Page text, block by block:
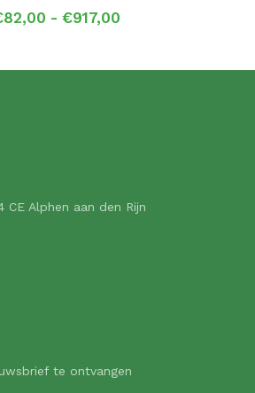
82,00 - €917,00
CE Alphen aan den Rijn
te ontvangen